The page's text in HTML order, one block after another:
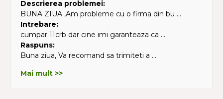
Descrierea problemei:
BUNA ZIUA ,Am probleme cu o firma din bu ...
Intrebare:
cumpar 11crb dar cine imi garanteaza ca ...
Raspuns:
Buna ziua, Va recomand sa trimiteti a ...
Mai mult >>